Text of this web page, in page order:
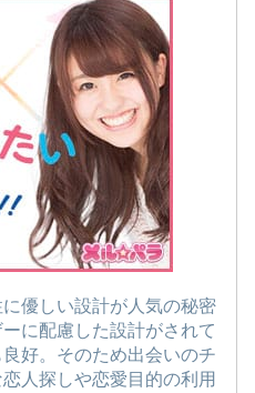
優しい設計が人気の秘密
に配慮した設計がされて
好。そのため出会いのチ
人探しや恋愛目的の利用